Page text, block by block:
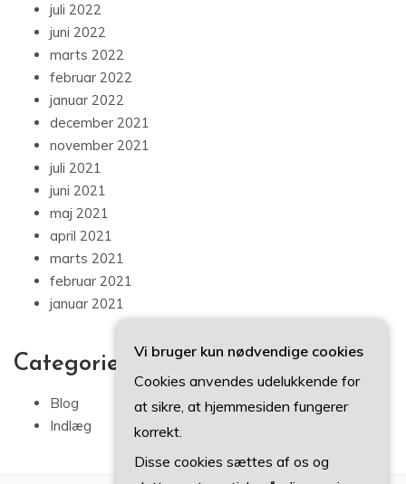
juli 2022
juni 2022
marts 2022
februar 2022
januar 2022
december 2021
november 2021
juli 2021
juni 2021
maj 2021
april 2021
marts 2021
februar 2021
januar 2021
Categories
Blog
Indlæg
Vi bruger kun nødvendige cookies
Cookies anvendes udelukkende for
at sikre, at hjemmesiden fungerer
korrekt.
Disse cookies sættes af os og